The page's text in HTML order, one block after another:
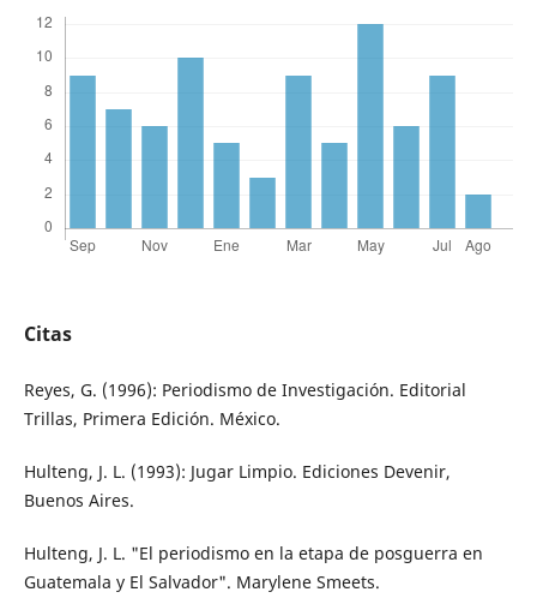
Citas
Reyes, G. (1996): Periodismo de Investigación. Editorial
Trillas, Primera Edición. México.
Hulteng, J. L. (1993): Jugar Limpio. Ediciones Devenir,
Buenos Aires.
Hulteng, J. L. "El periodismo en la etapa de posguerra en
Guatemala y El Salvador". Marylene Smeets.